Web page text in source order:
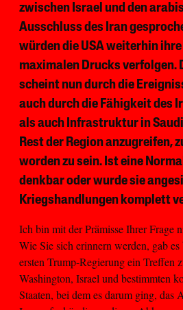
zwischen Israel und den
Ausschluss des Iran
würden die USA weiterhin
maximalen Drucks verfolgen.
scheint nun durch die
auch durch die Fähigkeit des
als auch Infrastruktur in
Rest der Region anzugreifen,
worden zu sein. Ist eine
denkbar oder wurde sie
Kriegshandlungen komplett
Ich bin mit der Prämisse Ihrer Frage
Wie Sie sich erinnern werden, gab
ersten Trump-Regierung ein Treffen
Washington, Israel und bestimmten
Staaten, bei dem es darum ging, das